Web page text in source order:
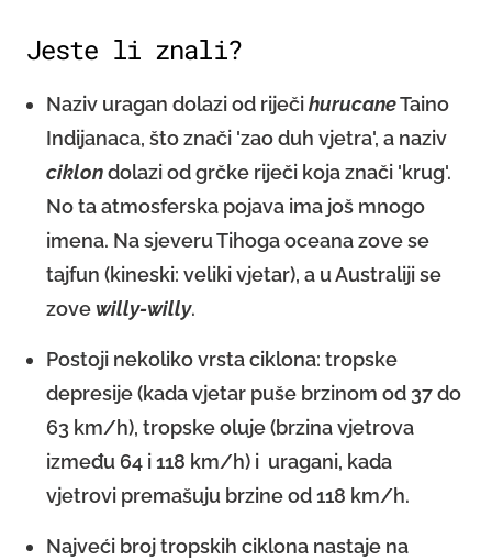
Jeste li znali?
Naziv uragan dolazi od riječihurucaneTaino
Indijanaca, što znači 'zao duh vjetra', a naziv
ciklondolazi od grčke riječi koja znači 'krug'.
No ta atmosferska pojava ima još mnogo
imena. Na sjeveru Tihoga oceana zove se
tajfun (kineski: veliki vjetar), a u Australiji se
zovewilly-willy.
Postoji nekoliko vrsta ciklona: tropske
depresije (kada vjetar puše brzinom od 37 do
63 km/h), tropske oluje (brzina vjetrova
između 64 i 118 km/h) i uragani, kada
vjetrovi premašuju brzine od 118 km/h.
Najveći broj tropskih ciklona nastaje na